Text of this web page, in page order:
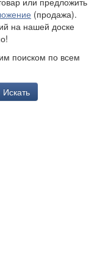
(продажа).
на нашей доске
поиском по всем
Искать